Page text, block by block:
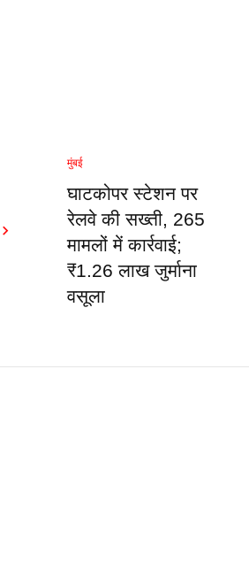
मुंबई
घाटकोपर स्टेशन पर
रेलवे की सख्ती, 265
मामलों में कार्रवाई;
₹1.26 लाख जुर्माना
वसूला